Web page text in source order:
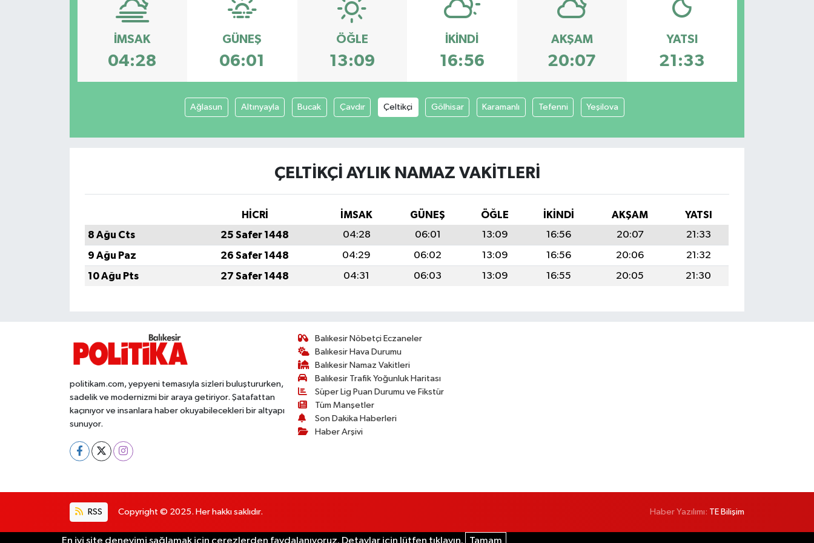
İMSAK
04:28
GÜNEŞ
06:01
ÖĞLE
13:09
İKINDI
16:56
AKŞAM
20:07
YATSI
21:33
Ağlasun Altınyayla Bucak Çavdır Çeltikçi Gölhisar Karamanlı Tefenni Yeşilova
ÇELTIKÇI AYLIK NAMAZ VAKITLERI
HİCRİ İMSAK GÜNEŞ ÖĞLE İKINDI AKŞAM
YATSI
8 Ağu Cts
25 Safer 1448 04:28 06:01 13:09 16:56 20:07
21:33
9 Ağu Paz
26 Safer 1448 04:29 06:02 13:09 16:56 20:06
21:32
10 Ağu Pts
27 Safer 1448 04:31 06:03 13:09 16:55 20:05 21:30
politikam.com, yepyeni temasıyla sizleri buluştururken,
sadelik ve modernizmi bir araya getiriyor. Şatafattan
kaçınıyor ve insanlara haber okuyabilecekleri bir altyapı
sunuyor.
Balıkesir Nöbetçi Eczaneler
Balıkesir Hava Durumu
Balıkesir Namaz Vakitleri
Balıkesir Trafik Yoğunluk Haritası
Süper Lig Puan Durumu ve Fikstür
Tüm Manşetler
Son Dakika Haberleri
Haber Arşivi
RSS Copyright © 2025. Her hakkı saklıdır. Haber Yazılımı: TE Bilişim
KÜLTÜR-SANAT
MAGAZİN
MANŞET